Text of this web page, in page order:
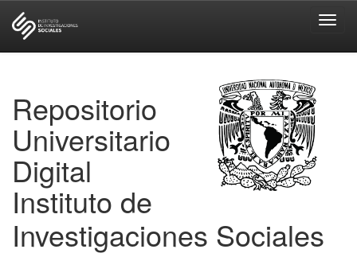
Repositorio
Universitario
Digital
Instituto de
Investigaciones Sociales